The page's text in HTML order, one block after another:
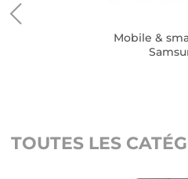
Mobile &
TOUTES LES